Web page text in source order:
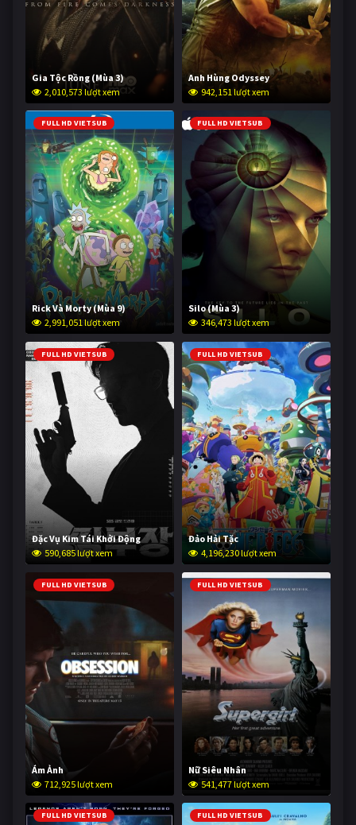
Gia Tộc Rồng (Mùa 3)
2,010,573 lượt xem
Anh Hùng Odyssey
942,151 lượt xem
FULL HD VIETSUB
Rick Và Morty (Mùa 9)
2,991,051 lượt xem
FULL HD VIETSUB
Silo (Mùa 3)
346,473 lượt xem
FULL HD VIETSUB
Đặc Vụ Kim Tái Khởi Động
590,685 lượt xem
FULL HD VIETSUB
Đảo Hải Tặc
4,196,230 lượt xem
FULL HD VIETSUB
Ám Ảnh
712,925 lượt xem
FULL HD VIETSUB
Nữ Siêu Nhân
541,477 lượt xem
FULL HD VIETSUB FULL HD VIETSUB